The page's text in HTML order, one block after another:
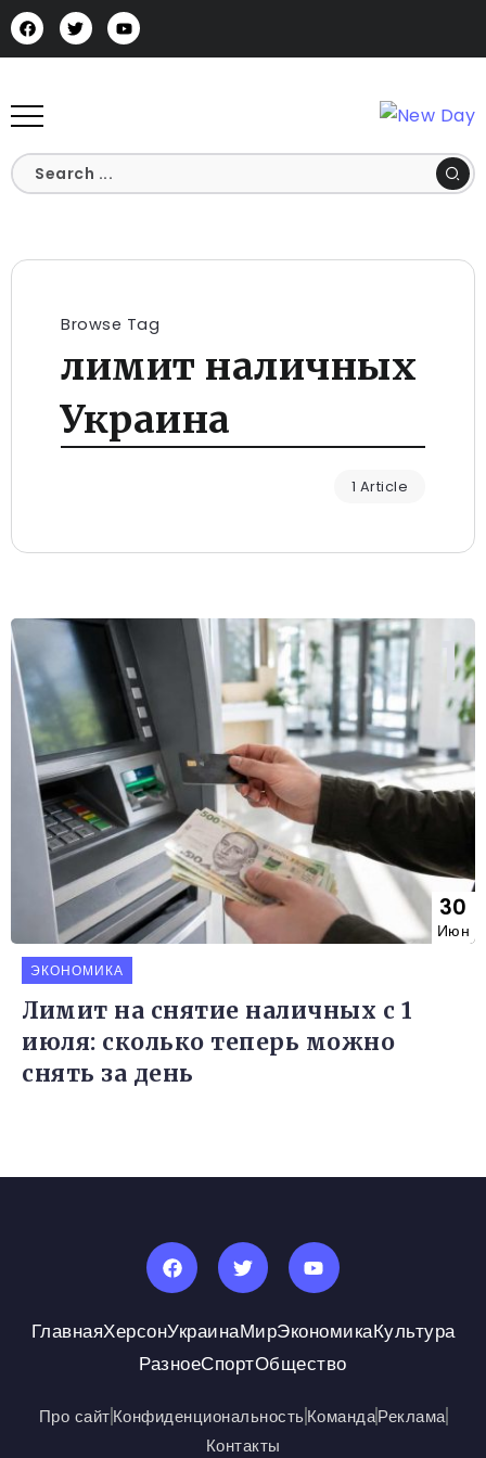
Browse Tag
лимит наличных
Украина
1 Article
30
Июн
ЭКОНОМИКА
Лимит на снятие наличных с 1
июля: сколько теперь можно
снять за день
ГлавнаяХерсонУкраинаМирЭкономикаКультура
РазноеСпортОбщество
Про сайтКонфиденциональностьКомандаРеклама
Контакты